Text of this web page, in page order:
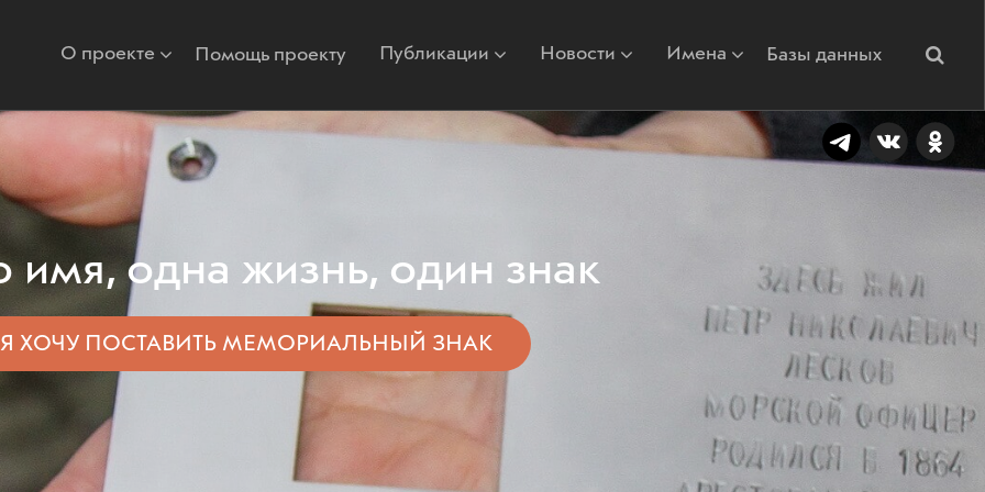
О проекте Помощь проекту Публикации Новости Имена Базы данных
одна жизнь, один знак
Я ХОЧУ ПОСТАВИТЬ МЕМОРИАЛЬНЫЙ ЗНАК